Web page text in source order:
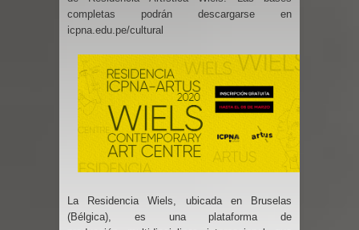
completas podrán descargarse en
icpna.edu.pe/cultural
La Residencia Wiels, ubicada en Bruselas
(Bélgica), es una plataforma de